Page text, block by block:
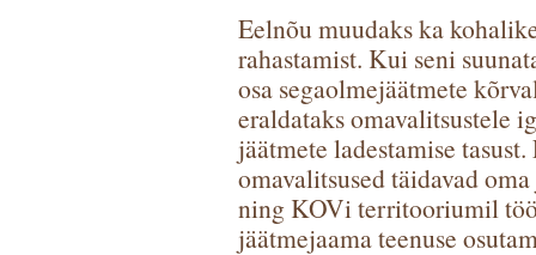
Eelnõu muudaks ka
rahastamist. Kui seni
osa segaolmejäätmete
eraldataks omavalitsustele
jäätmete ladestamise
omavalitsused täidavad
ning KOVi territooriumil
jäätmejaama teenuse